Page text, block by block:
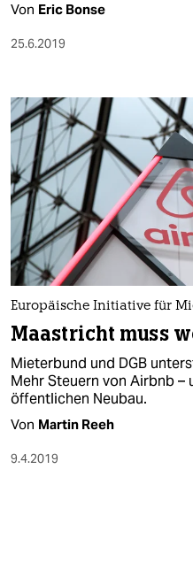
Von Eric Bonse
25.6.2019
Europäische Initiative für
Maastricht muss
Mieterbund und DGB
Mehr Steuern von Airbnb –
öffentlichen Neubau.
Von Martin Reeh
9.4.2019